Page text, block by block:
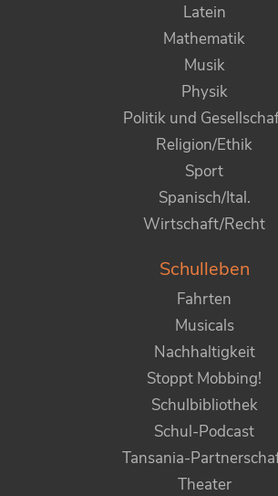
Latein
Mathematik
Musik
Physik
Politik und
Religion/Ethik
Sport
Spanisch/Ital.
Wirtschaft/Recht
Schulleben
Fahrten
Musicals
Nachhaltigkeit
Stoppt Mobbing!
Schulbibliothek
Schul-Podcast
Tansania-
Theater